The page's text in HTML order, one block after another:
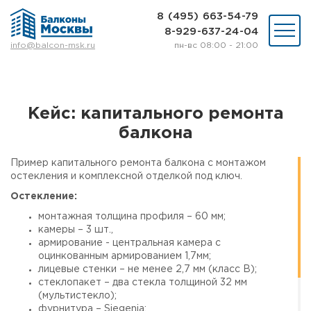
info@balcon-msk.ru
8 (495) 663-54-79
8-929-637-24-04
пн-вс 08:00 - 21:00
Отделка
Цены
Примеры работ
О нас
Статьи и байки
8 (495) 663-54-79
8-929-637-24-04
ВЫЗВАТЬ ЗАМЕРЩИКА
Кейс: капитального ремонта
балкона
Пример капитального ремонта балкона с монтажом
остекления и комплексной отделкой под ключ.
Остекление:
монтажная толщина профиля – 60 мм;
камеры – 3 шт.,
армирование - центральная камера с
оцинкованным армированием 1,7мм;
лицевые стенки – не менее 2,7 мм (класс В);
стеклопакет – два стекла толщиной 32 мм
(мультистекло);
фурнитура – Siegenia;